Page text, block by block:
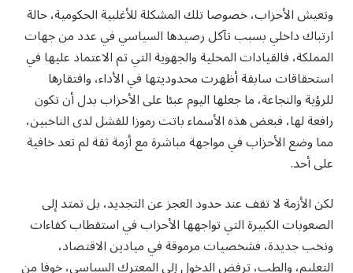
وتعيش الأحزاب، خصوصا تلك المشكلة للأغلبية الحكومية، حالة
ارتباك داخلي بسبب تآكل رصيدها السياسي في عدد من جهات
المملكة، فالقيادات المحلية والجهوية التي تم الاعتماد عليها في
استحقاقات سابقة أظهرت محدوديتها في الأداء، وافتقارها
للرؤية والنجاعة، ما جعلها اليوم عبئا على الأحزاب بدل أن تكون
رافعة لها، فبعض هذه الأسماء باتت رموزا للفشل لدى الناخبين،
مما وضع الأحزاب في مواجهة مباشرة مع أزمة ثقة لم تعد خافية
على أحد.
لكن الأزمة لا تقف عند حدود العجز عن التجديد، بل تمتد إلى
الصعوبات الكبيرة التي تواجهها الأحزاب في استقطاب كفاءات
ونخب جديدة، فشخصيات مرموقة في ميادين الاقتصاد،